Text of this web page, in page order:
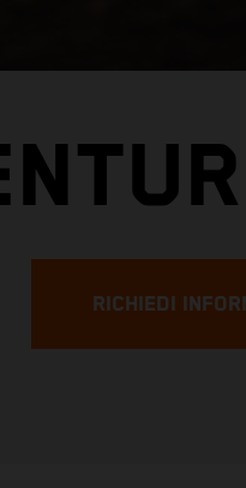
RICHIEDI